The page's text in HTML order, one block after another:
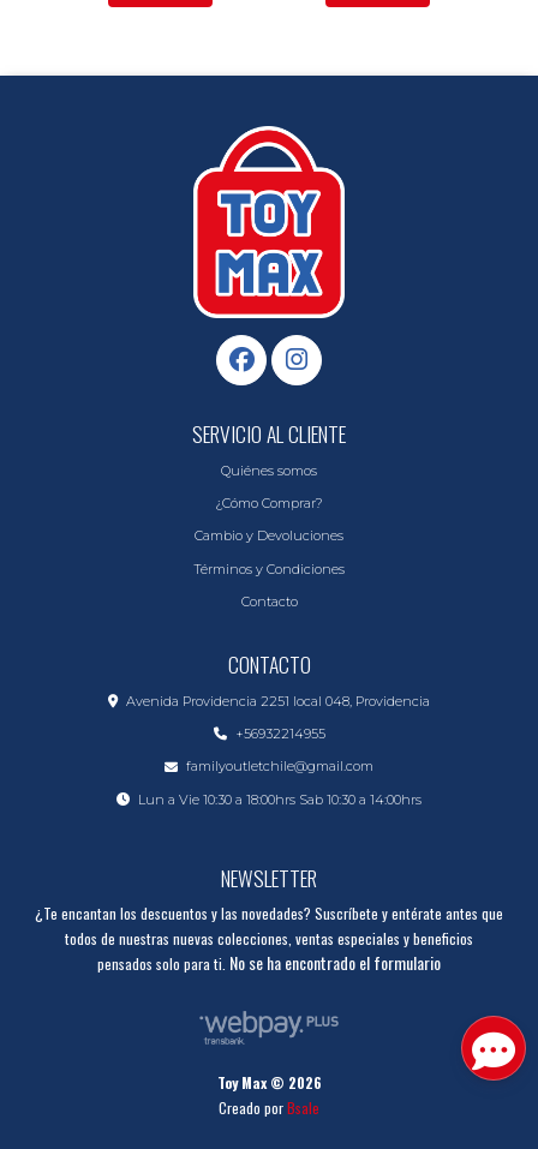
SERVICIO AL CLIENTE
Quiénes somos
¿Cómo Comprar?
Cambio y Devoluciones
Términos y Condiciones
Contacto
CONTACTO
Avenida Providencia 2251 local 048, Providencia
+56932214955
familyoutletchile@gmail.com
Lun a Vie 10:30 a 18:00hrs Sab 10:30 a 14:00hrs
NEWSLETTER
¿Te encantan los descuentos y las novedades? Suscríbete y entérate antes que
todos de nuestras nuevas colecciones, ventas especiales y beneficios
pensados solo para ti. No se ha encontrado el formulario
Toy Max © 2026
Creado porBsale